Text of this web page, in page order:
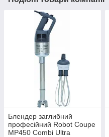
Блендер заглибний
професійний Robot Coupe
MP450 Combi Ultra